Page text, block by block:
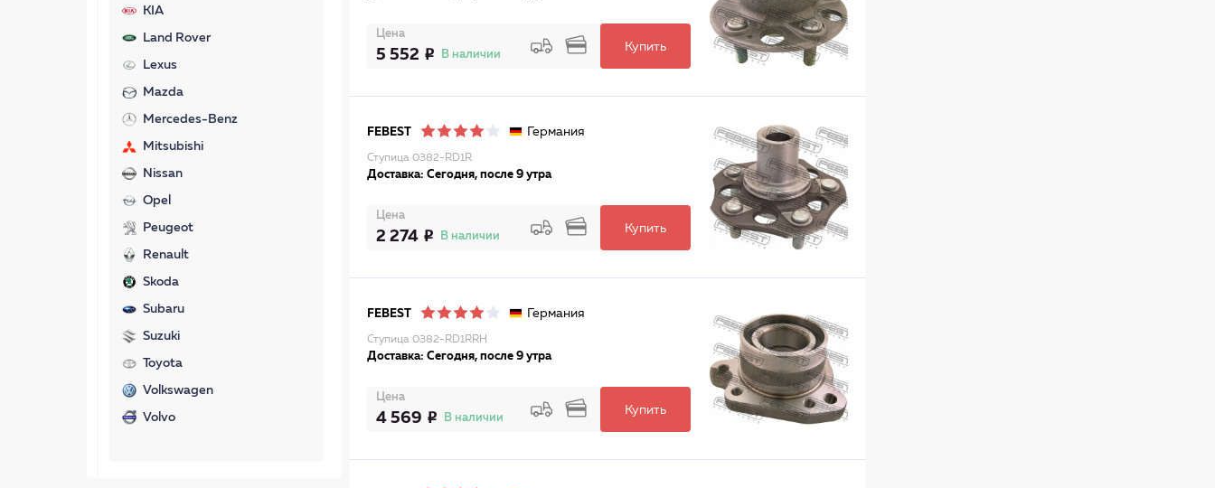
KIA
Land Rover
Lexus
Mazda
Mercedes-Benz
Mitsubishi
Nissan
Opel
Peugeot
Renault
Skoda
Subaru
Suzuki
Toyota
Volkswagen
Volvo
Цена
5 552 В наличии
Купить
FEBEST Германия
Ступица 0382-RD1R
Доставка: Сегодня, после 9 утра
Цена
2 274 В наличии
Купить
FEBEST Германия
Ступица 0382-RD1RRH
Доставка: Сегодня, после 9 утра
Цена
4 569 В наличии
Купить